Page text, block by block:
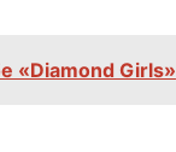
«Diamond Girls»